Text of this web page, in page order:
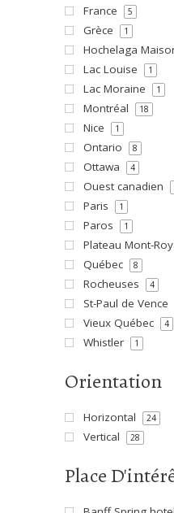
France 5
Grèce 1
Hochelaga
Lac Louise 1
Lac Moraine 1
Montréal 18
Nice 1
Ontario 8
Ottawa 4
Ouest canadien
Paris 1
Paros 1
Plateau Mont-
Québec 8
Rocheuses 4
St-Paul de Vence
Vieux Québec 4
Whistler 1
Orientation
Horizontal 24
Vertical 28
Place